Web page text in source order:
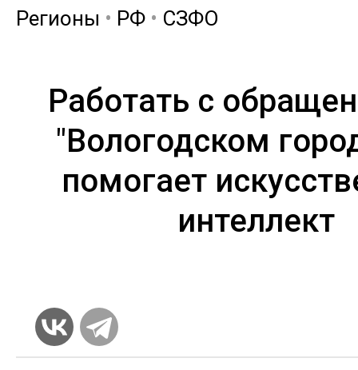
Регионы • РФ • СЗФО
Работать с
"Вологодском
помогает
интеллект